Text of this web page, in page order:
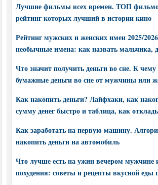
Лучшие фильмы всех времен. ТОП
рейтинг которых лучший в истории кино
Рейтинг мужских и женских имен 2025/
необычные имена: как назвать мальчика,
Что значит получить деньги во сне. К чему
бумажные деньги во сне от мужчины или
Как накопить деньги? Лайфхаки, как
сумму денег быстро и таблица, как
Как заработать на первую машину.
накопить деньги на автомобиль
Что лучше есть на ужин вечером
похудения: советы и рецепты вкусной еды